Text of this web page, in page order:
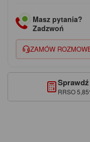
Masz pytania?
Zadzwoń
ZAMÓW
RRSO